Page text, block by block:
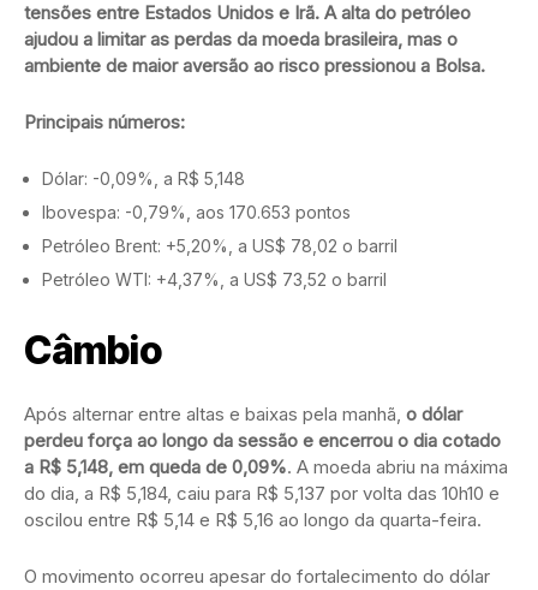
tensões entre Estados Unidos e Irã. A alta do petróleo
ajudou a limitar as perdas da moeda brasileira, mas o
ambiente de maior aversão ao risco pressionou a Bolsa.
Principais números:
Dólar: -0,09%, a R$ 5,148
Ibovespa: -0,79%, aos 170.653 pontos
Petróleo Brent: +5,20%, a US$ 78,02 o barril
Petróleo WTI: +4,37%, a US$ 73,52 o barril
Câmbio
Após alternar entre altas e baixas pela manhã, o dólar
perdeu força ao longo da sessão e encerrou o dia cotado
a R$ 5,148, em queda de 0,09%. A moeda abriu na máxima
do dia, a R$ 5,184, caiu para R$ 5,137 por volta das 10h10 e
oscilou entre R$ 5,14 e R$ 5,16 ao longo da quarta-feira.
O movimento ocorreu apesar do fortalecimento do dólar